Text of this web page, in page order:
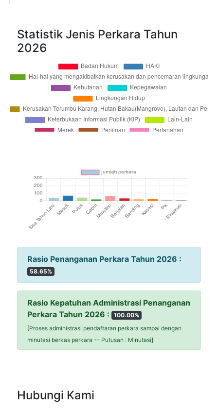
Statistik Jenis Perkara Tahun
2026
Rasio Penanganan Perkara Tahun 2026 :
58.65%
Rasio Kepatuhan Administrasi Penanganan
Perkara Tahun 2026 :
100.00%
[Proses administrasi pendaftaran perkara sampai dengan
minutasi berkas perkara -- Putusan : Minutasi]
Hubungi Kami